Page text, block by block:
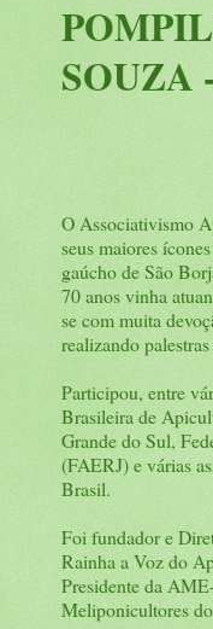
SOUZA
O Associativismo
seus maiores
gaúcho de São
70 anos vinha
se com muita
realizando
Participou, entre
Brasileira de
Grande do Sul,
(FAERJ) e várias
Brasil.
Foi fundador e
Rainha a Voz do
Presidente da
Meliponicultores